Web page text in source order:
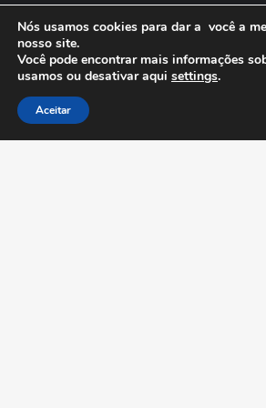
Anuncie Grátis
Nós usamos cookies para dar a você a
nosso site.
Você pode encontrar mais informações
usamos ou desativar aqui settings.
Aceitar